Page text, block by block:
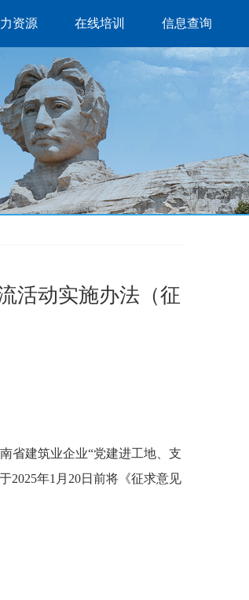
资源 在线培训 信息查询
活动实施办法（征
省建筑业企业“党建进工地、支
2025年1月20日前将《征求意见